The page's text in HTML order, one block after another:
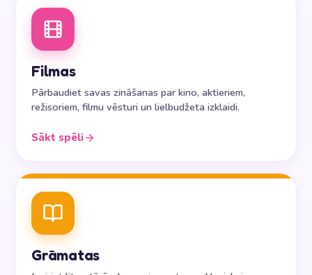
Filmas
Pārbaudiet savas zināšanas par kino, aktieriem,
režisoriem, filmu vēsturi un lielbudžeta izklaidi.
Sākt spēli
Grāmatas